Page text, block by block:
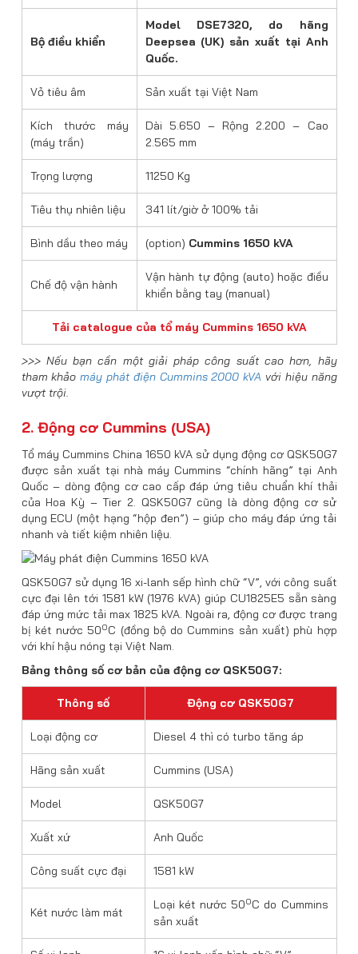
Bộ điều khiển
Model DSE7320, do hãng
Deepsea (UK) sản xuất tại Anh
Quốc.
Vỏ tiêu âm Sản xuất tại Việt Nam
Kích thước máy
(máy trần)
Dài 5.650 – Rộng 2.200 – Cao
2.565 mm
Trọng lượng 11250 Kg
Tiêu thụ nhiên liệu 341 lít/giờ ở 100% tải
Bình dầu theo máy (option) Cummins 1650 kVA
Chế độ vận hành
Vận hành tự động (auto) hoặc điều
khiển bằng tay (manual)
Tải catalogue của tổ máy Cummins 1650 kVA
>>> Nếu bạn cần một giải pháp công suất cao hơn, hãy
tham khảomáy phát điện Cummins 2000 kVA với hiệu năng
vượt trội.
2. Động cơ Cummins (USA)
Tổ máy Cummins China 1650 kVA sử dụng động cơ QSK50G7
được sản xuất tại nhà máy Cummins “chính hãng” tại Anh
Quốc – dòng động cơ cao cấp đáp ứng tiêu chuẩn khí thải
của Hoa Kỳ – Tier 2. QSK50G7 cũng là dòng động cơ sử
dụng ECU (một hạng “hộp đen”) – giúp cho máy đáp ứng tải
nhanh và tiết kiệm nhiên liệu.
QSK50G7 sử dụng 16 xi-lanh sếp hình chữ “V”, với công suất
cực đại lên tới 1581 kW (1976 kVA) giúp CU1825E5 sẵn sàng
đáp ứng mức tải max 1825 kVA. Ngoài ra, động cơ được trang
bị két nước 500C (đồng bộ do Cummins sản xuất) phù hợp
với khí hậu nóng tại Việt Nam.
Bảng thông số cơ bản của động cơ QSK50G7:
Thông số Động cơ QSK50G7
Loại động cơ Diesel 4 thì có turbo tăng áp
Hãng sản xuất Cummins (USA)
Model QSK50G7
Xuất xứ Anh Quốc
Công suất cực đại 1581 kW
Két nước làm mát
Loại két nước 500C do Cummins
sản xuất